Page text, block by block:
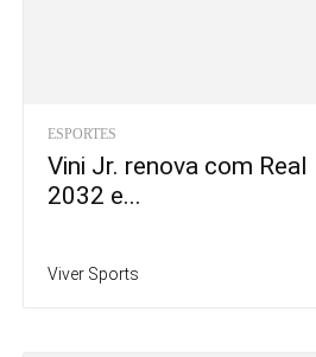
ESPORTES
Vini Jr. renova com
2032 e...
Viver Sports